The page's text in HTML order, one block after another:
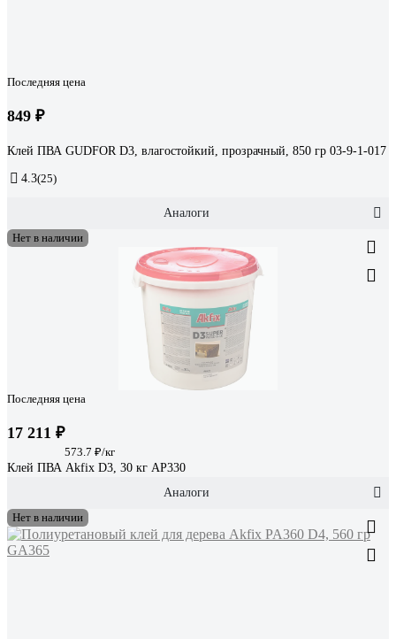
Последняя цена
849 ₽
Клей ПВА GUDFOR D3, влагостойкий, прозрачный, 850 гр 03-9-1-017
4.3(25)
Аналоги
Нет в наличии
Последняя цена
17 211 ₽
573.7 ₽/кг
Клей ПВА Akfix D3, 30 кг AP330
Аналоги
Нет в наличии